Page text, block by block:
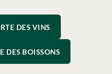
DES VINS
DES BOISSONS